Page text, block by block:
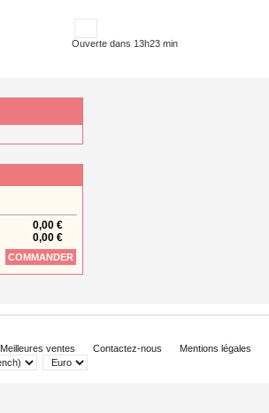
Ouverte dans 13h23 min
0,00 €
0,00 €
COMMANDER
Meilleures ventes Contactez-nous Mentions légales